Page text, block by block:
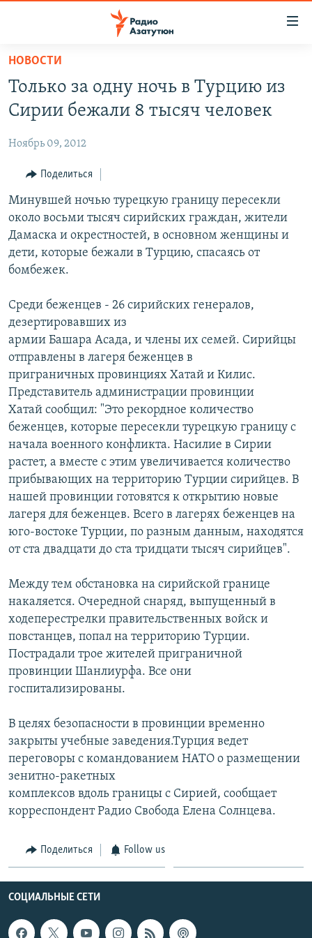
Перейти
основному
содержанию
Перейти
навигации
Перейти
поиску
ПОЛИТИКА
ОБЩЕСТВО
ЭКОНОМИКА
РЕГИОН
НАГОРНЫЙ КАРАБАХ
КУЛЬТУРА
СПОРТ
АРХИВ
Հայերեն
English
Русский
Все сайты Радио Азатутюн
НОВОСТИ
Только за одну ночь в Турцию из
Сирии бежали 8 тысяч человек
Ноябрь 09, 2012
Поделиться
Минувшей ночью турецкую границу пересекли
около восьми тысяч сирийских граждан, жители
Дамаска и окрестностей, в основном женщины и
дети, которые бежали в Турцию, спасаясь от
бомбежек.
Среди беженцев - 26 сирийских генералов,
дезертировавших из
армии Башара Асада, и члены их семей. Сирийцы
отправлены в лагеря беженцев в
приграничных провинциях Хатай и Килис.
Представитель администрации провинции
Хатай сообщил: "Это рекордное количество
беженцев, которые пересекли турецкую границу с
начала военного конфликта. Насилие в Сирии
растет, а вместе с этим увеличивается количество
прибывающих на территорию Турции сирийцев. В
нашей провинции готовятся к открытию новые
лагеря для беженцев. Всего в лагерях беженцев на
юго-востоке Турции, по разным данным, находятся
от ста двадцати до ста тридцати тысяч сирийцев".
Между тем обстановка на сирийской границе
накаляется. Очередной снаряд, выпущенный в
ходеперестрелки правительственных войск и
повстанцев, попал на территорию Турции.
Пострадали трое жителей приграничной
провинции Шанлиурфа. Все они
госпитализированы.
В целях безопасности в провинции временно
закрыты учебные заведения.Турция ведет
переговоры с командованием НАТО о размещении
зенитно-ракетных
комплексов вдоль границы с Сирией, сообщает
корреспондент Радио Свобода Елена Солнцева.
Поделиться Follow us
СОЦИАЛЬНЫЕ СЕТИ